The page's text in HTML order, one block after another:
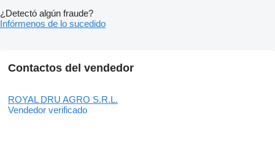
¿Detectó algún fraude?
Infórmenos de lo sucedido
Contactos del vendedor
ROYAL DRU AGRO S.R.L.
Vendedor verificado